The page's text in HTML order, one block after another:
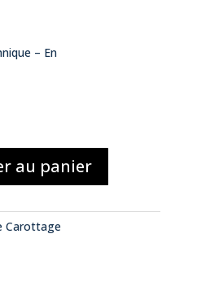
– En
au panier
Carottage